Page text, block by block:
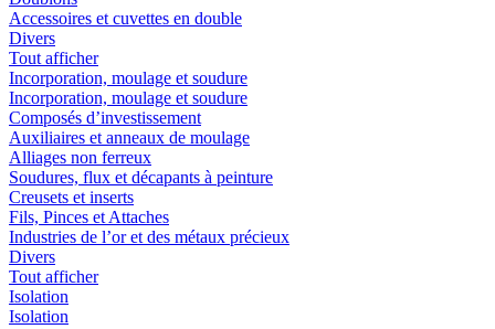
Accessoires et cuvettes en double
Divers
Tout afficher
Incorporation, moulage et soudure
Incorporation, moulage et soudure
Composés d’investissement
Auxiliaires et anneaux de moulage
Alliages non ferreux
Soudures, flux et décapants à peinture
Creusets et inserts
Fils, Pinces et Attaches
Industries de l’or et des métaux précieux
Divers
Tout afficher
Isolation
Isolation